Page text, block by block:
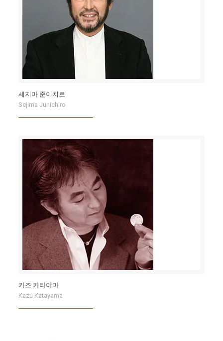
세지마 준이치로
Sejima Junichiro
카즈 카타야마
Kazu Katayama